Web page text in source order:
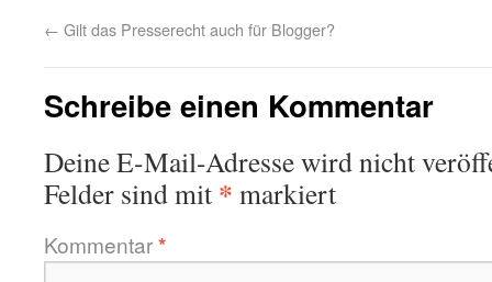
← Gilt das Presserecht auch für Blogger?
Schreibe einen Kommentar
Deine E-Mail-Adresse wird nicht
Felder sind mit * markiert
Kommentar*